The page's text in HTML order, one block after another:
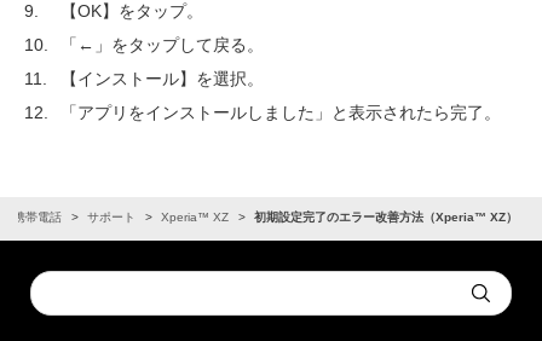
【OK】をタップ。
「←」をタップして戻る。
【インストール】を選択。
「アプリをインストールしました」と表示されたら完了。
携帯電話 サポート Xperia™ XZ 初期設定完了のエラー改善方法（Xperia™ XZ）
Conduct
a
Submit